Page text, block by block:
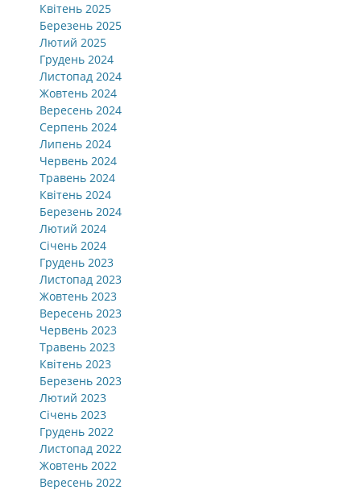
Квітень 2025
Березень 2025
Лютий 2025
Грудень 2024
Листопад 2024
Жовтень 2024
Вересень 2024
Серпень 2024
Липень 2024
Червень 2024
Травень 2024
Квітень 2024
Березень 2024
Лютий 2024
Січень 2024
Грудень 2023
Листопад 2023
Жовтень 2023
Вересень 2023
Червень 2023
Травень 2023
Квітень 2023
Березень 2023
Лютий 2023
Січень 2023
Грудень 2022
Листопад 2022
Жовтень 2022
Вересень 2022